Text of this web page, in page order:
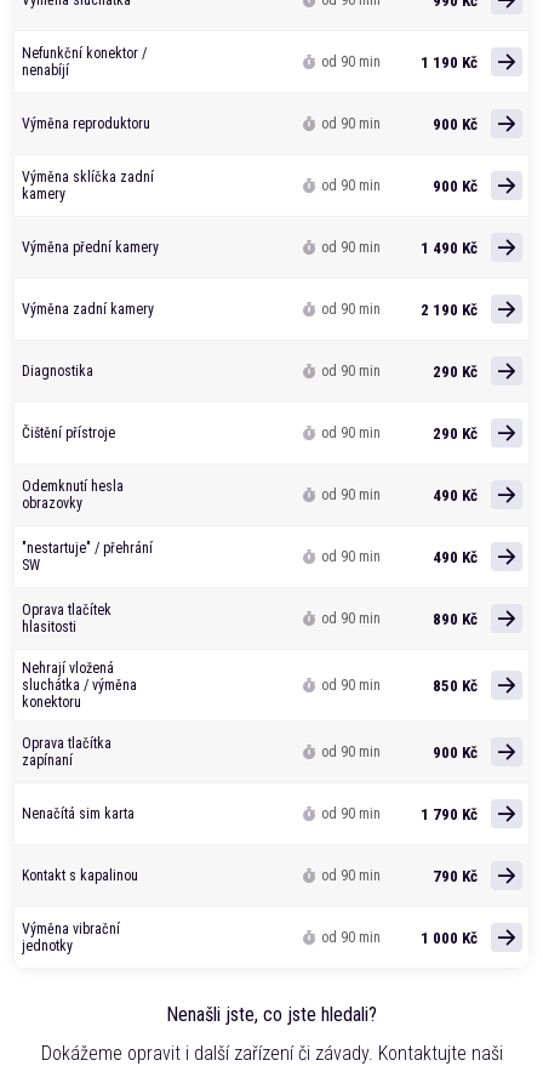
Nefunkční konektor /
nenabíjí
od 90 min 1 190 Kč
Výměna reproduktoru od 90 min 900 Kč
Výměna sklíčka zadní
kamery
od 90 min 900 Kč
Výměna přední kamery od 90 min 1 490 Kč
Výměna zadní kamery od 90 min 2 190 Kč
Diagnostika od 90 min 290 Kč
Čištění přístroje od 90 min 290 Kč
Odemknutí hesla
obrazovky
od 90 min 490 Kč
"nestartuje" / přehrání
SW
od 90 min 490 Kč
Oprava tlačítek
hlasitosti
od 90 min 890 Kč
Nehrají vložená
sluchátka / výměna
konektoru
od 90 min 850 Kč
Oprava tlačítka
zapínaní
od 90 min 900 Kč
Nenačítá sim karta od 90 min 1 790 Kč
Kontakt s kapalinou od 90 min 790 Kč
Výměna vibrační
jednotky
od 90 min 1 000 Kč
Nenašli jste, co jste hledali?
Dokážeme opravit i další zařízení či závady. Kontaktujte naši